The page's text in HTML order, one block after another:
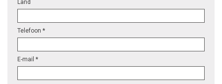
Land
Telefoon *
E-mail *